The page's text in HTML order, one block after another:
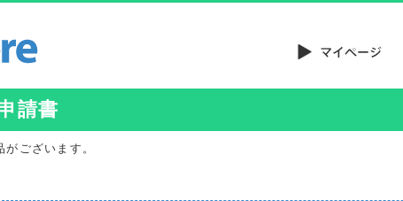
請書
がございます。